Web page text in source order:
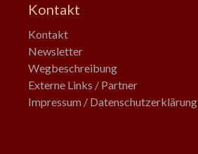
Kontakt
Kontakt
Newsletter
Wegbeschreibung
Externe Links / Partner
Impressum / Datenschutzerklärung